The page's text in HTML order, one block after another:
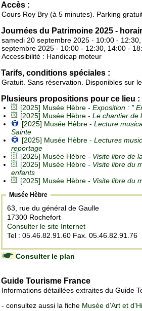
Accès :
Cours Roy Bry (à 5 minutes). Parking
Journées du Patrimoine 2025 -
samedi 20 septembre 2025 - 10:00 -
septembre 2025 - 10:00 - 12:30, 14:00 -
Accessibilité : Handicap moteur
Tarifs, conditions spéciales :
Gratuit. Sans réservation. Disponibles sur
Plusieurs propositions pour ce lieu :
[2025] Musée Hèbre - Exposition : "
[2025] Musée Hèbre - Le chantier de
[2025] Musée Hèbre - Lecture
Sainte
[2025] Musée Hèbre - Lectures
reportage
[2025] Musée Hèbre - Visite libre de
[2025] Musée Hèbre - Visite libre du
enfants
[2025] Musée Hèbre - Visite libre du
Musée Hèbre
63, rue du général de Gaulle
17300 Rochefort
Consulter le site Internet
Tel : 05.46.82.91.60 Fax. 05.46.82.91.76
Consulter le plan
Guide Tourisme France
Informations détaillées extraites du Guide
- consultez aussi la fiche Musée d'Art et